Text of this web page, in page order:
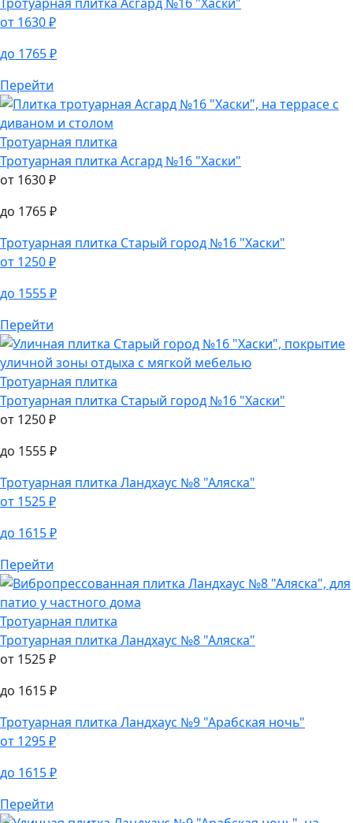
от 1630₽
до 1765₽
Тротуарная плитка
от1630₽
до1765₽
Перейти
Тротуарная плитка
Тротуарная плитка Асгард №16 "Хаски"
от 1630₽
до 1765₽
Тротуарная плитка
от1250₽
до1555₽
Перейти
Тротуарная плитка
Тротуарная плитка Старый город №16 "Хаски"
от 1250₽
до 1555₽
Тротуарная плитка
от1525₽
до1615₽
Перейти
Тротуарная плитка
Тротуарная плитка Ландхаус №8 "Аляска"
от 1525₽
до 1615₽
Тротуарная плитка